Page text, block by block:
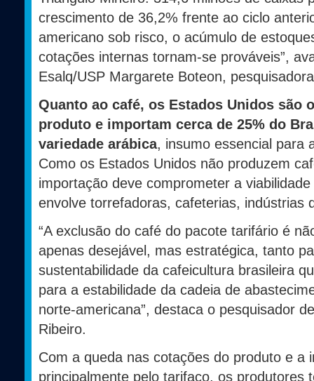
crescimento de 36,2% frente ao ciclo
americano sob risco, o acúmulo de
cotações internas tornam-se prováveis”,
Esalq/USP Margarete Boteon,
Quanto ao café, os Estados Unidos são
produto e importam cerca de 25% do
variedade arábica, insumo essencial para
Como os Estados Unidos não produzem
importação deve comprometer a
envolve torrefadoras, cafeterias, indústrias
“A exclusão do café do pacote tarifário é
apenas desejável, mas estratégica, tanto
sustentabilidade da cafeicultura brasileira
para a estabilidade da cadeia de
norte-americana”, destaca o pesquisador
Ribeiro.
Com a queda nas cotações do produto e a
principalmente pelo tarifaço, os produtores